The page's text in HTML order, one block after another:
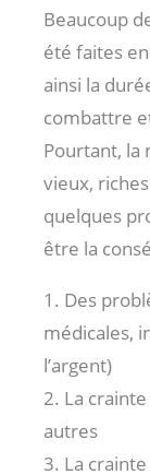
Beaucoup
été faites
ainsi la
combattre
Pourtant, la
vieux,
quelques
être la
1. Des
médicales,
l’argent)
2. La
autres
3. La